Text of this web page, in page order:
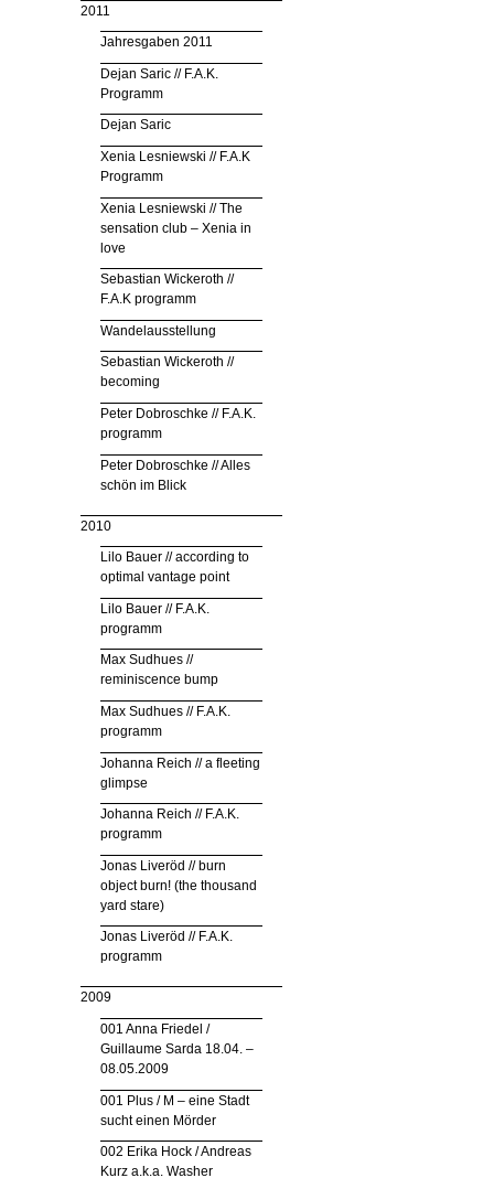
2011
Jahresgaben 2011
Dejan Saric // F.A.K.
Programm
Dejan Saric
Xenia Lesniewski // F.A.K
Programm
Xenia Lesniewski // The
sensation club – Xenia in
love
Sebastian Wickeroth //
F.A.K programm
Wandelausstellung
Sebastian Wickeroth //
becoming
Peter Dobroschke // F.A.K.
programm
Peter Dobroschke // Alles
schön im Blick
2010
Lilo Bauer // according to
optimal vantage point
Lilo Bauer // F.A.K.
programm
Max Sudhues //
reminiscence bump
Max Sudhues // F.A.K.
programm
Johanna Reich // a fleeting
glimpse
Johanna Reich // F.A.K.
programm
Jonas Liveröd // burn
object burn! (the thousand
yard stare)
Jonas Liveröd // F.A.K.
programm
2009
001 Anna Friedel /
Guillaume Sarda 18.04. –
08.05.2009
001 Plus / M – eine Stadt
sucht einen Mörder
002 Erika Hock / Andreas
Kurz a.k.a. Washer